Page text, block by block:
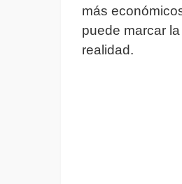
más
puede marcar
realidad.